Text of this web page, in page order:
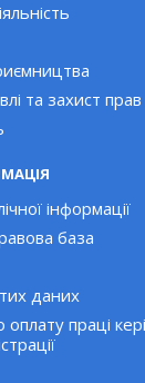
та захист
інформації
база
даних
оплату праці